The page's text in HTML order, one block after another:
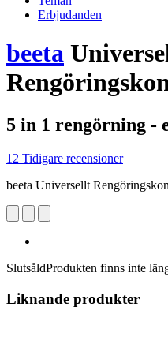
Erbjudanden
beeta
5 in 1 rengörning
12 Tidigare recensioner
beeta Universellt
SlutsåldProdukten finns inte
Liknande produkter